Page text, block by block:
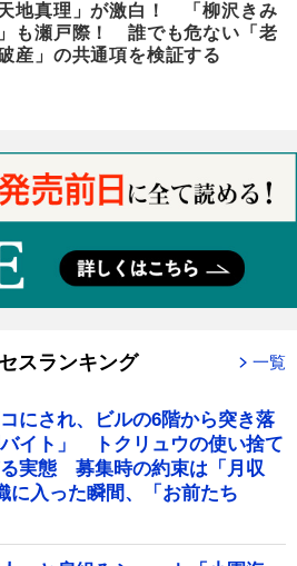
天地真理」が激白！ 「柳沢きみ
も瀬戸際！ 誰でも危ない「老
産」の共通項を検証する
スランキング 一覧
にされ、ビルの6階から突き落
イト」 トクリュウの使い捨て
実態 募集時の約束は「月収
に入った瞬間、「お前たち